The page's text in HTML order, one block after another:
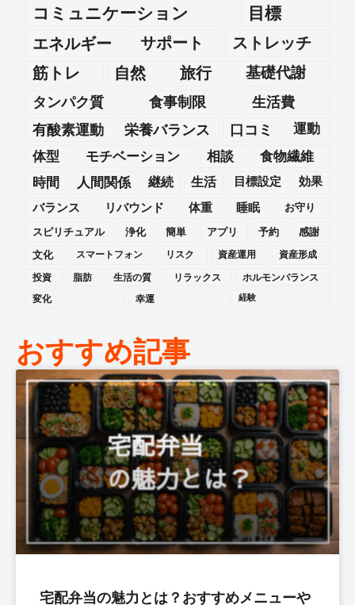
コミュニケーション
目標
エネルギー
サポート
ストレッチ
筋トレ
自然 旅行 基礎代謝
タンパク質 食事制限
生活費
有酸素運動
栄養バランス 口コミ
運動
体型
モチベーション 相談
食物繊維
時間
人間関係 継続 生活 目標設定
効果
バランス
リバウンド 体重 睡眠
お守り
スピリチュアル
浄化 簡単 アプリ 予約
感謝
文化
スマートフォン リスク 資産運用
資産形成
投資
脂肪 生活の質 リラックス
ホルモンバランス
変化
幸運 経験
おすすめ記事
宅配弁当の魅力とは？おすすめメニューや